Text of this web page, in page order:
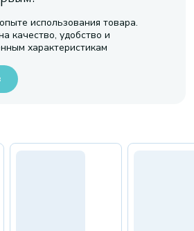
использования товара.
качество, удобство и
характеристикам